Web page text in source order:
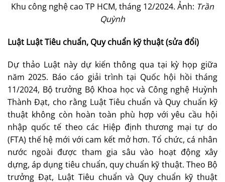
Khu công nghệ cao TP HCM, tháng 12/2024. Ảnh: Trần
Quỳnh
Luật Luật Tiêu chuẩn, Quy chuẩn kỹ thuật(sửa đổi)
Dự thảo Luật này dự kiến thông qua tại kỳ họp giữa
năm 2025. Báo cáo giải trình tại Quốc hội hồi tháng
11/2024, Bộ trưởng Bộ Khoa học và Công nghệ Huỳnh
Thành Đạt, cho rằng Luật Tiêu chuẩn và Quy chuẩn kỹ
thuật không còn hoàn toàn phù hợp với yêu cầu hội
nhập quốc tế theo các Hiệp định thương mại tự do
(FTA) thế hệ mới với cam kết mở hơn. Tổ chức, cá nhân
nước ngoài được tham gia sâu vào hoạt động xây
dựng, áp dụng tiêu chuẩn, quy chuẩn kỹ thuật. Theo Bộ
trưởng Đạt, Luật Tiêu chuẩn và Quy chuẩn kỹ thuật